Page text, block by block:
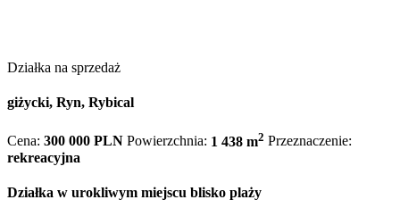
Działka na sprzedaż
giżycki, Ryn, Rybical
Cena: 300 000 PLN Powierzchnia: 1 438 m2 Przeznaczenie:
rekreacyjna
Działka w urokliwym miejscu blisko plaży